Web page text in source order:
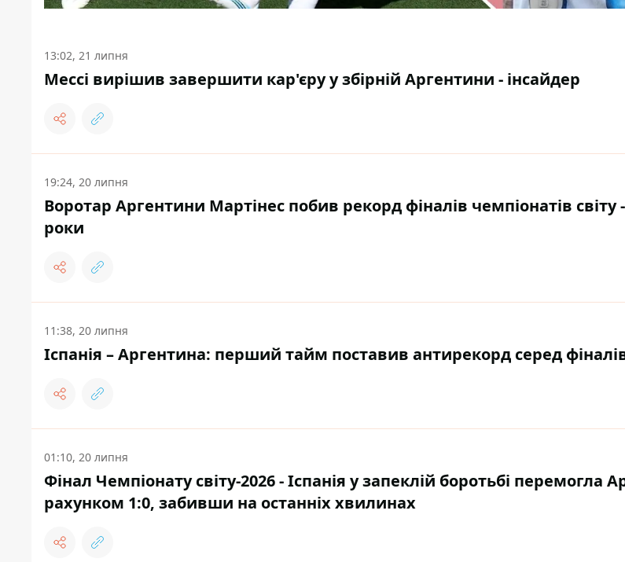
13:02, 21 липня
Мессі вирішив завершити кар'єру у збірній Аргентини - інсайдер
19:24, 20 липня
Воротар Аргентини Мартінес побив рекорд фіналів чемпіонатів
роки
11:38, 20 липня
Іспанія – Аргентина: перший тайм поставив антирекорд серед
01:10, 20 липня
Фінал Чемпіонату світу-2026 - Іспанія у запеклій боротьбі перемогла
рахунком 1:0, забивши на останніх хвилинах